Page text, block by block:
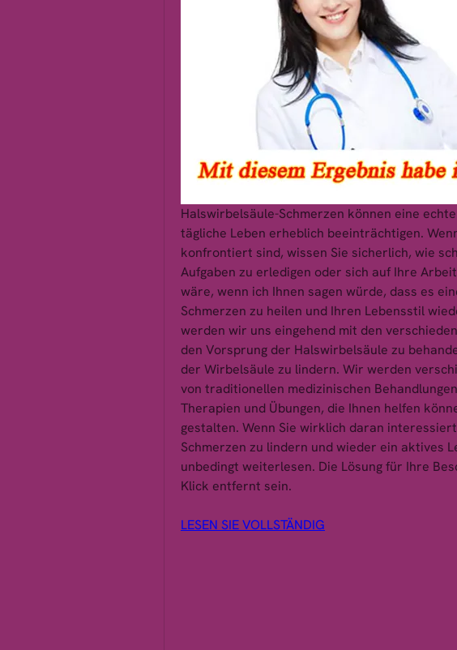
Halswirbelsäule-Schmerzen können eine
tägliche Leben erheblich beeinträchtigen.
konfrontiert sind, wissen Sie sicherlich, wie
Aufgaben zu erledigen oder sich auf Ihre
wäre, wenn ich Ihnen sagen würde, dass es
Schmerzen zu heilen und Ihren Lebensstil
werden wir uns eingehend mit den
den Vorsprung der Halswirbelsäule zu
der Wirbelsäule zu lindern. Wir werden
von traditionellen medizinischen
Therapien und Übungen, die Ihnen helfen
gestalten. Wenn Sie wirklich daran
Schmerzen zu lindern und wieder ein aktives
unbedingt weiterlesen. Die Lösung für Ihre
Klick entfernt sein.
LESEN SIE VOLLSTÄNDIG